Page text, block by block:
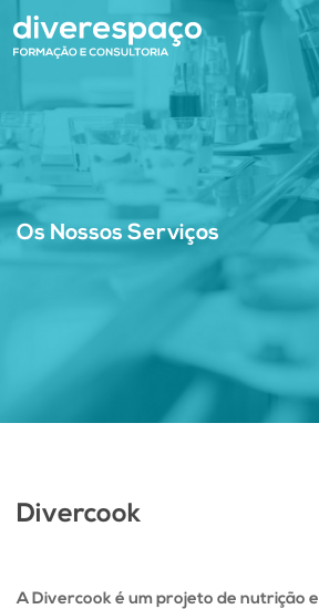
Os Nossos Serviços
Divercook
A Divercook é um projeto de nutrição e